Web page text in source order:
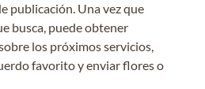
publicación. Una vez que
busca, puede obtener
los próximos servicios,
favorito y enviar flores o